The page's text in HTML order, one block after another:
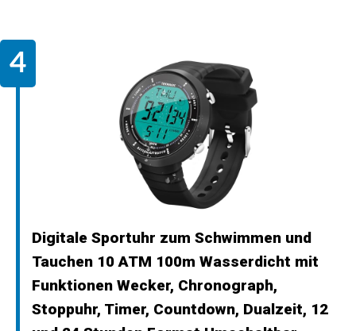
Digitale Sportuhr zum Schwimmen und
Tauchen 10 ATM 100m Wasserdicht mit
Funktionen Wecker, Chronograph,
Stoppuhr, Timer, Countdown, Dualzeit, 12